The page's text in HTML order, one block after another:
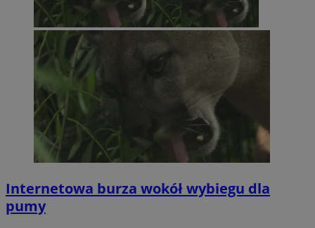
Internetowa burza wokół wybiegu dla
pumy